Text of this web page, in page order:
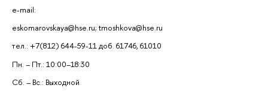
e-mail:
eskomarovskaya@hse.ru; tmoshkova@hse.ru
тел.: +7(812) 644-59-11 доб. 61746, 61010
Пн. – Пт.: 10:00–18:30
Сб. – Вс.: Выходной